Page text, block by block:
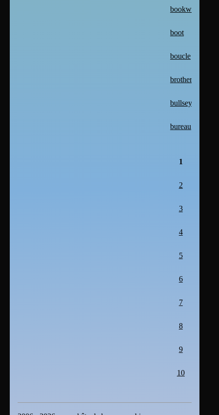
bookworm
boot
boucle
brother
bullseye
bureau
1
2
3
4
5
6
7
8
9
10